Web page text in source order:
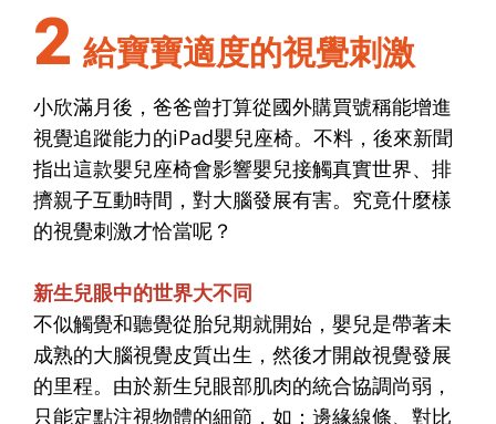
2 給寶寶適度的視覺刺激
小欣滿月後，爸爸曾打算從國外購買號稱能增進
視覺追蹤能力的iPad嬰兒座椅。不料，後來新聞
指出這款嬰兒座椅會影響嬰兒接觸真實世界、排
擠親子互動時間，對大腦發展有害。究竟什麼樣
的視覺刺激才恰當呢？
新生兒眼中的世界大不同
不似觸覺和聽覺從胎兒期就開始，嬰兒是帶著未
成熟的大腦視覺皮質出生，然後才開啟視覺發展
的里程。由於新生兒眼部肌肉的統合協調尚弱，
只能定點注視物體的細節，如：邊緣線條、對比